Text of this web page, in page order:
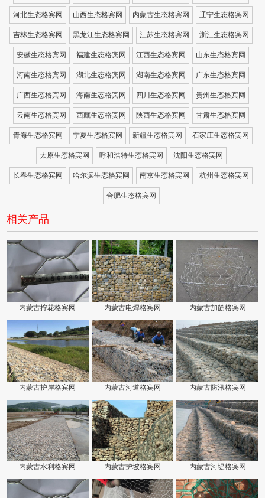
河北生态格宾网 山西生态格宾网 内蒙古生态格宾网 辽宁生态格宾网
吉林生态格宾网 黑龙江生态格宾网 江苏生态格宾网 浙江生态格宾网
安徽生态格宾网 福建生态格宾网 江西生态格宾网 山东生态格宾网
河南生态格宾网 湖北生态格宾网 湖南生态格宾网 广东生态格宾网
广西生态格宾网 海南生态格宾网 四川生态格宾网 贵州生态格宾网
云南生态格宾网 西藏生态格宾网 陕西生态格宾网 甘肃生态格宾网
青海生态格宾网 宁夏生态格宾网 新疆生态格宾网 石家庄生态格宾网
太原生态格宾网 呼和浩特生态格宾网 沈阳生态格宾网
长春生态格宾网 哈尔滨生态格宾网 南京生态格宾网 杭州生态格宾网
合肥生态格宾网
相关产品
内蒙古拧花格宾网 内蒙古电焊格宾网 内蒙古加筋格宾网
内蒙古护岸格宾网 内蒙古河道格宾网 内蒙古防汛格宾网
内蒙古水利格宾网 内蒙古护坡格宾网 内蒙古河堤格宾网